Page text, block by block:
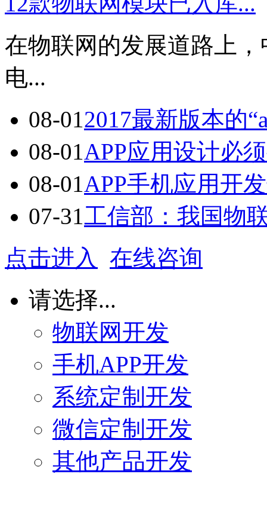
在物联网的发展道路上
电...
08-012017最新版本的
08-01APP应用设计必
08-01APP手机应用开
07-31工信部：我国物
点击进入
在线咨询
请选择...
物联网开发
手机APP开发
系统定制开发
微信定制开发
其他产品开发